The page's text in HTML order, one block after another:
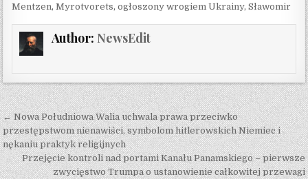
Mentzen,Myrotvorets,ogłoszony wrogiem Ukrainy,Sławomir
Author: NewsEdit
Post navigation
← Nowa Południowa Walia uchwala prawa przeciwko
przestępstwom nienawiści, symbolom hitlerowskich Niemiec i
nękaniu praktyk religijnych
Przejęcie kontroli nad portami Kanału Panamskiego – pierwsze
zwycięstwo Trumpa o ustanowienie całkowitej przewagi